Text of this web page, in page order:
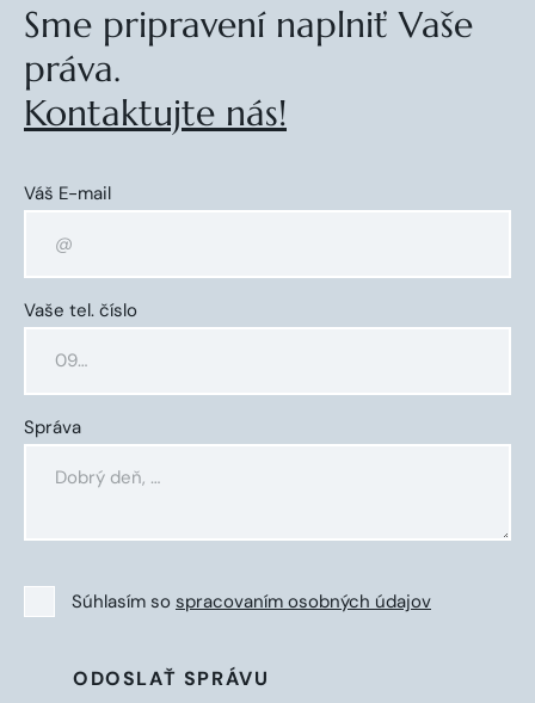
Sme pripravení naplniť Vaše
práva.
Kontaktujte nás!
Váš E-mail
Vaše tel. číslo
Správa
Súhlasím so spracovaním osobných údajov
ODOSLAŤ SPRÁVU